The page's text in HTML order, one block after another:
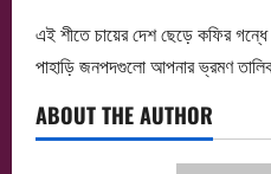
এই শীতে চায়ের দেশ ছেড়ে কফির
পাহাড়ি জনপদগুলো আপনার ভ্রমণ
ABOUT THE AUTHOR